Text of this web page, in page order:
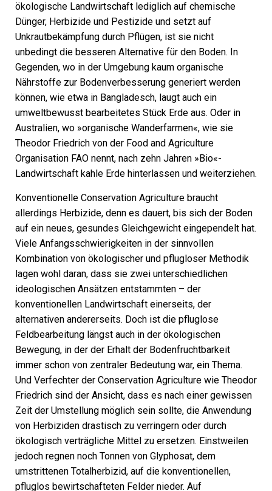
ökologische Landwirtschaft lediglich auf chemische
Dünger, Herbizide und Pestizide und setzt auf
Unkrautbekämpfung durch Pflügen, ist sie nicht
unbedingt die besseren Alternative für den Boden. In
Gegenden, wo in der Umgebung kaum organische
Nährstoffe zur Bodenverbesserung generiert werden
können, wie etwa in Bangladesch, laugt auch ein
umweltbewusst bearbeitetes Stück Erde aus. Oder in
Australien, wo »organische Wanderfarmen«, wie sie
Theodor Friedrich von der Food and Agriculture
Organisation FAO nennt, nach zehn Jahren »Bio«-
Landwirtschaft kahle Erde hinterlassen und weiterziehen.
Konventionelle Conservation Agriculture braucht
allerdings Herbizide, denn es dauert, bis sich der Boden
auf ein neues, gesundes Gleichgewicht eingependelt hat.
Viele Anfangsschwierigkeiten in der sinnvollen
Kombination von ökologischer und pflugloser Methodik
lagen wohl daran, dass sie zwei unterschiedlichen
ideologischen Ansätzen entstammten – der
konventionellen Landwirtschaft einerseits, der
alternativen andererseits. Doch ist die pfluglose
Feldbearbeitung längst auch in der ökologischen
Bewegung, in der der Erhalt der Bodenfruchtbarkeit
immer schon von zentraler Bedeutung war, ein Thema.
Und Verfechter der Conservation Agriculture wie Theodor
Friedrich sind der Ansicht, dass es nach einer gewissen
Zeit der Umstellung möglich sein sollte, die Anwendung
von Herbiziden drastisch zu verringern oder durch
ökologisch verträgliche Mittel zu ersetzen. Einstweilen
jedoch regnen noch Tonnen von Glyphosat, dem
umstrittenen Totalherbizid, auf die konventionellen,
pfluglos bewirtschafteten Felder nieder. Auf